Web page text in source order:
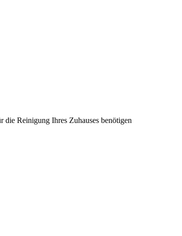
die Reinigung Ihres Zuhauses benötigen